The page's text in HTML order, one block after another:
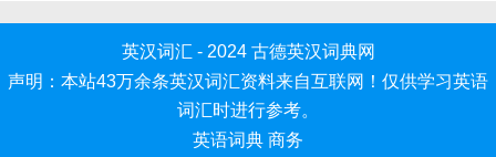
英汉词汇 - 2024 古德英汉词典网
声明：本站43万余条英汉词汇资料来自互联网！仅供学习英语
词汇时进行参考。
英语词典 商务